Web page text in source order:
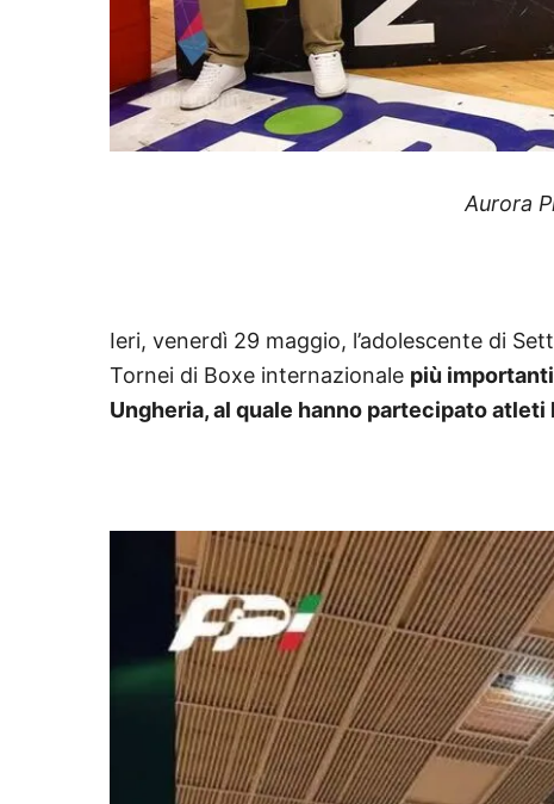
Aurora
Ieri, venerdì 29 maggio, l’adolescente di
Tornei di Boxe internazionale più
Ungheria, al quale hanno partecipato